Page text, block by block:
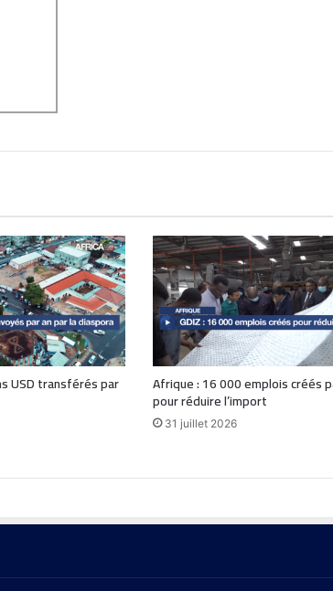
USD transférés par Afrique : 16 000 emplois créés
pour réduire l’import
31 juillet 2026